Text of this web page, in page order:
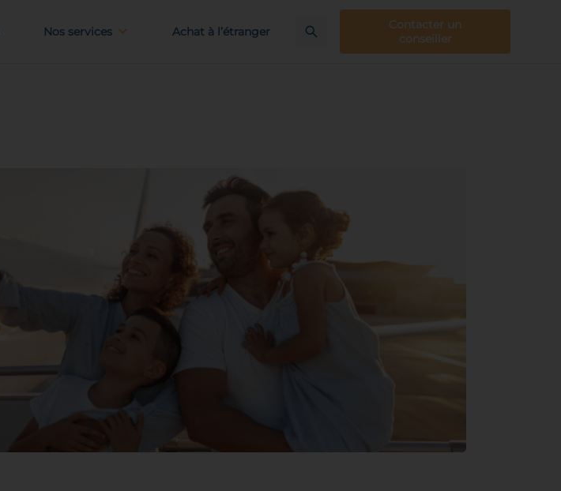
Nos services Achat à l’étranger
Contacter un
conseiller